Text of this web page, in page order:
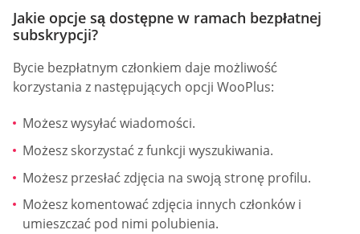
Jakie opcje są dostępne w ramach bezpłatnej
subskrypcji?
Bycie bezpłatnym członkiem daje możliwość
korzystania z następujących opcji WooPlus:
Możesz wysyłać wiadomości.
Możesz skorzystać z funkcji wyszukiwania.
Możesz przesłać zdjęcia na swoją stronę profilu.
Możesz komentować zdjęcia innych członków i
umieszczać pod nimi polubienia.